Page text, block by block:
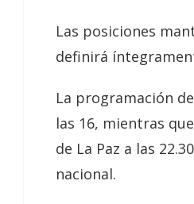
Las posiciones
definirá
La programación
las 16, mientras
de La Paz a las
nacional.